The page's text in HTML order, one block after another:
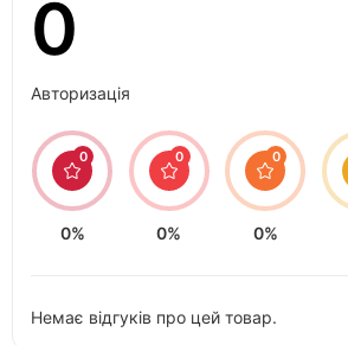
0
Авторизація
0
0%
0
0%
0
0%
Немає відгуків про цей товар.